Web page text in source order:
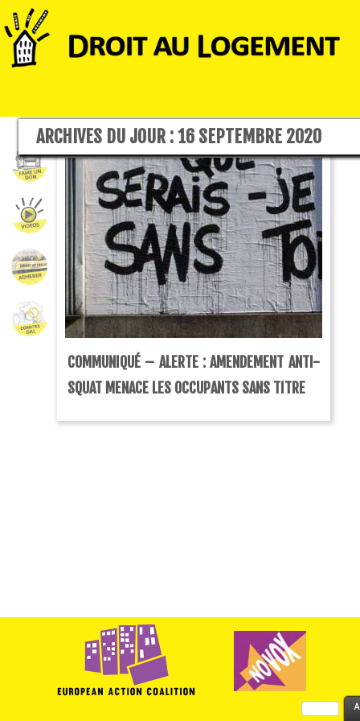
ARCHIVES DU JOUR :16 SEPTEMBRE 2020
COMMUNIQUÉ – ALERTE : AMENDEMENT ANTI-
SQUAT MENACE LES OCCUPANTS SANS TITRE
Rechercher :